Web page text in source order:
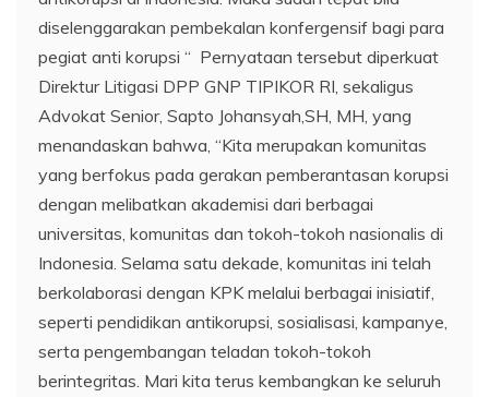
diselenggarakan pembekalan konfergensif bagi para
pegiat anti korupsi “ Pernyataan tersebut diperkuat
Direktur Litigasi DPP GNP TIPIKOR RI, sekaligus
Advokat Senior, Sapto Johansyah,SH, MH, yang
menandaskan bahwa, “Kita merupakan komunitas
yang berfokus pada gerakan pemberantasan korupsi
dengan melibatkan akademisi dari berbagai
universitas, komunitas dan tokoh-tokoh nasionalis di
Indonesia. Selama satu dekade, komunitas ini telah
berkolaborasi dengan KPK melalui berbagai inisiatif,
seperti pendidikan antikorupsi, sosialisasi, kampanye,
serta pengembangan teladan tokoh-tokoh
berintegritas. Mari kita terus kembangkan ke seluruh